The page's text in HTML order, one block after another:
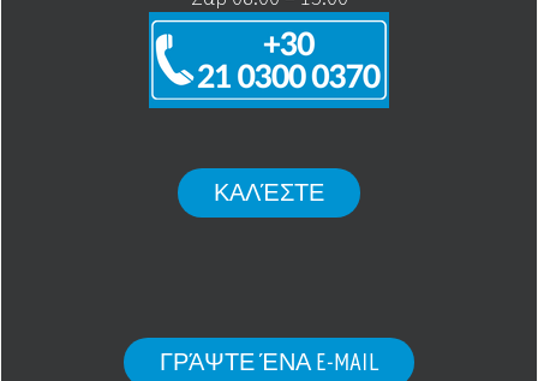
ΚΑΛΈΣΤΕ
ΓΡΆΨΤΕ ΈΝΑ E-MAIL